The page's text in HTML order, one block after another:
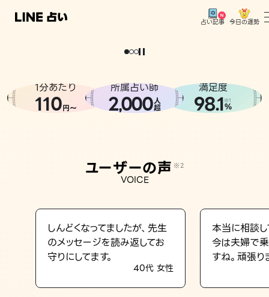
占い記事 今日の運勢
相談事例
LINE占いを開く
どうせなら
。
1分あたり
110円〜
所属占い師
2,000人
超
満足度
98.1※1
%
ユーザーの声 ※2
VOICE
しんどくなってましたが、先生
のメッセージを読み返してお
守りにしてます。
40代 女性
本当に相談し
今は夫婦で
すね。頑張り